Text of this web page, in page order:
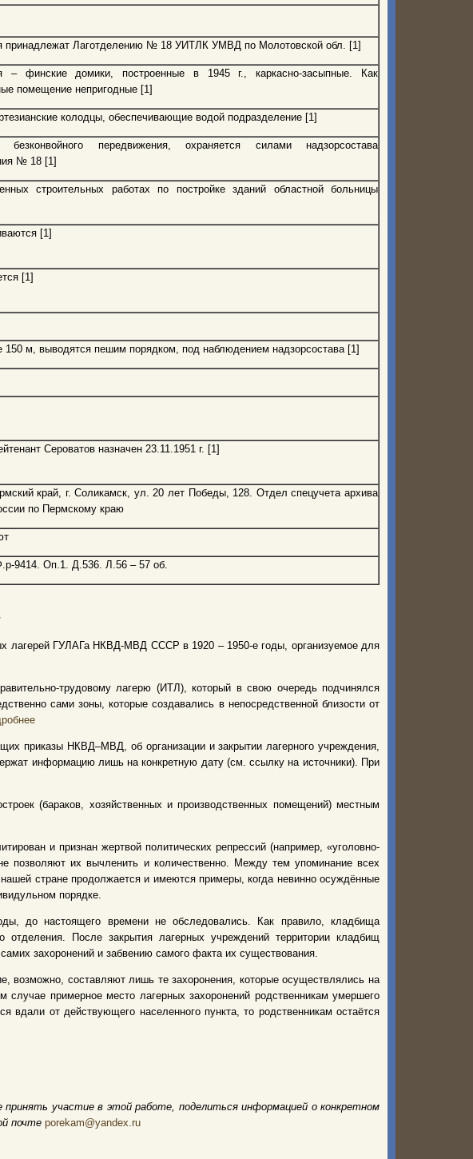
принадлежат Лаготделению № 18 УИТЛК УМВД по Молотовской обл. [1]
– финские домики, построенные в 1945 г., каркасно-засыпные. Как
помещение непригодные [1]
колодцы, обеспечивающие водой подразделение [1]
безконвойного передвижения, охраняется силами надзорсостава
№ 18 [1]
строительных работах по постройке зданий областной больницы
[1]
[1]
150 м, выводятся пешим порядком, под наблюдением надзорсостава [1]
Сероватов назначен 23.11.1951 г. [1]
край, г. Соликамск, ул. 20 лет Победы, 128. Отдел спецучета архива
по Пермскому краю
9414. Оп.1. Д.536. Л.56 – 57 об.
лагерей ГУЛАГа НКВД-МВД СССР в 1920 – 1950-е годы, организуемое для
трудовому лагерю (ИТЛ), который в свою очередь подчинялся
сами зоны, которые создавались в непосредственной близости от
приказы НКВД–МВД, об организации и закрытии лагерного учреждения,
информацию лишь на конкретную дату (см. ссылку на источники). При
(бараков, хозяйственных и производственных помещений) местным
и признан жертвой политических репрессий (например, «уголовно-
позволяют их вычленить и количественно. Между тем упоминание всех
стране продолжается и имеются примеры, когда невинно осуждённые
порядке.
до настоящего времени не обследовались. Как правило, кладбища
После закрытия лагерных учреждений территории кладбищ
захоронений и забвению самого факта их существования.
возможно, составляют лишь те захоронения, которые осуществлялись на
примерное место лагерных захоронений родственникам умершего
от действующего населенного пункта, то родственникам остаётся
участие в этой работе, поделиться информацией о конкретном
почте porekam@yandex.ru